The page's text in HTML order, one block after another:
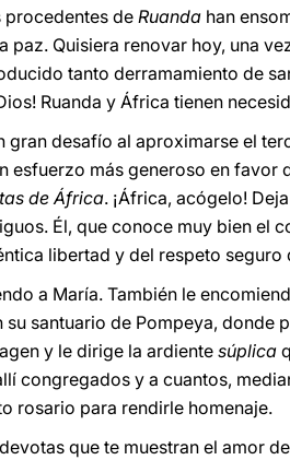
procedentes deRuanda han
paz. Quisiera renovar hoy, una
tanto derramamiento de
Ruanda y África tienen
gran desafío al aproximarse el
esfuerzo más generoso en favor
de África. ¡África, acógelo!
Él, que conoce muy bien el
libertad y del respeto seguro
a María. También le
santuario de Pompeya, donde
y le dirige la ardiente súplica
congregados y a cuantos,
rosario para rendirle homenaje.
que te muestran el amor